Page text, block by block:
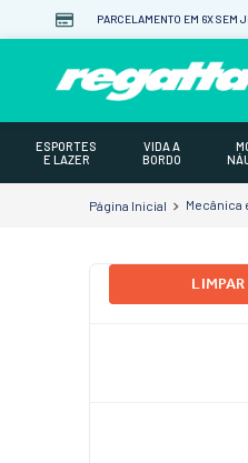
PARCELAMENTO EM 6X SEM
ESPORTES
E LAZER
VIDA A
BORDO
Mecânica